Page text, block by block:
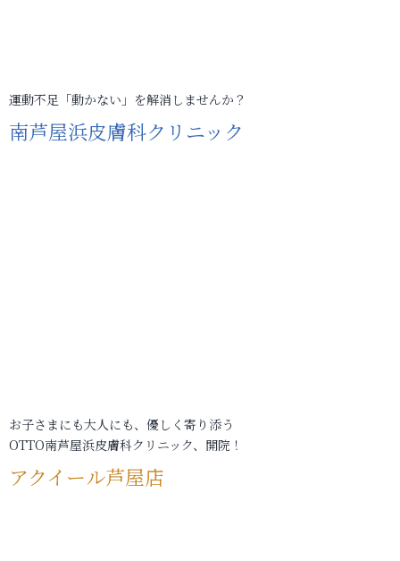
運動不足「動かない」を解消しませんか？
南芦屋浜皮膚科クリニック
お子さまにも大人にも、優しく寄り添う
OTTO南芦屋浜皮膚科クリニック、開院！
アクイール芦屋店